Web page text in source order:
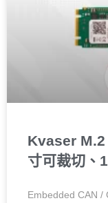
Kvaser M.2
寸可裁切、
Embedded CAN /